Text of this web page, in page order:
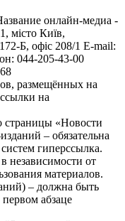
онлайн-медиа -
місто Київ,
Б, офіс 208/1 E-mail:
044-205-43-00
размещённых на
на
страницы «Новости
– обязательна
гиперссылка.
независимости от
материалов.
– должна быть
абзаце